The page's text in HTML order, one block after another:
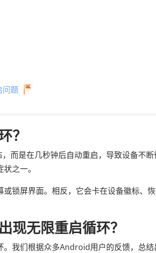
问题
？
而是在几秒钟后自动重启，导致设备不断
之一。
锁屏界面。相反，它会卡在设备徽标、
无限重启循环？
我们根据众多Android用户的反馈，总结